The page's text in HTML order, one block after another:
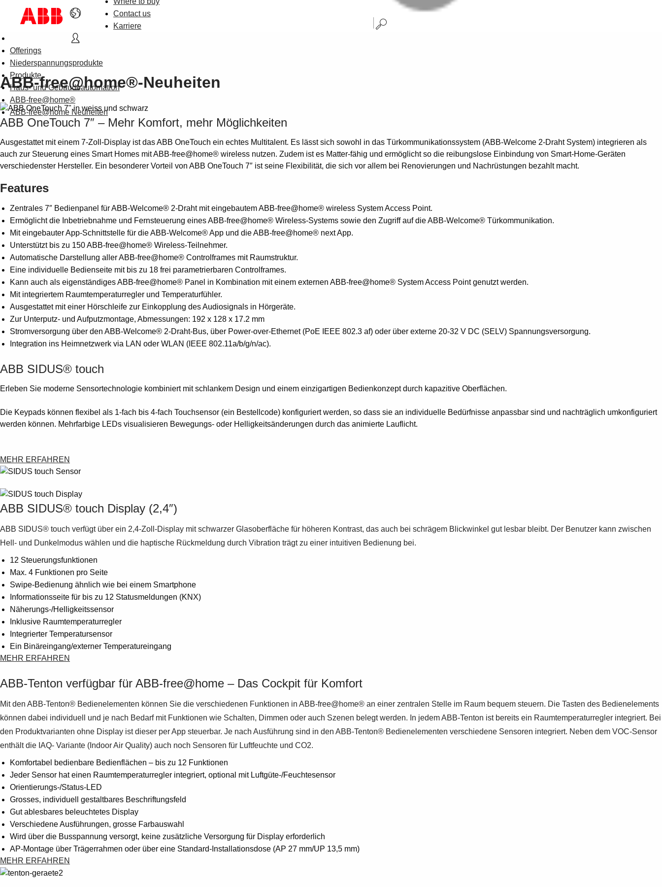
Contact us
Karriere
Offerings
Niederspannungsprodukte
Produkte
Haus- und Gebäudeautomation
ABB-free@home®
ABB-free@home Neuheiten
ABB-free@home®-Neuheiten
ABB OneTouch 7″ – Mehr Komfort, mehr Möglichkeiten
Ausgestattet mit einem 7-Zoll-Display ist das ABB OneTouch ein echtes Multitalent. Es lässt sich sowohl in das Türkommunikationssystem (ABB-Welcome 2-Draht System) integrieren als
auch zur Steuerung eines Smart Homes mit ABB-free@home® wireless nutzen. Zudem ist es Matter-fähig und ermöglicht so die reibungslose Einbindung von Smart-Home-Geräten
verschiedenster Hersteller. Ein besonderer Vorteil von ABB OneTouch 7″ ist seine Flexibilität, die sich vor allem bei Renovierungen und Nachrüstungen bezahlt macht.
Features
Zentrales 7″ Bedienpanel für ABB-Welcome® 2-Draht mit eingebautem ABB-free@home® wireless System Access Point.
Ermöglicht die Inbetriebnahme und Fernsteuerung eines ABB-free@home® Wireless-Systems sowie den Zugriff auf die ABB-Welcome® Türkommunikation.
Mit eingebauter App-Schnittstelle für die ABB-Welcome® App und die ABB-free@home® next App.
Unterstützt bis zu 150 ABB-free@home® Wireless-Teilnehmer.
Automatische Darstellung aller ABB-free@home® Controlframes mit Raumstruktur.
Eine individuelle Bedienseite mit bis zu 18 frei parametrierbaren Controlframes.
Kann auch als eigenständiges ABB-free@home® Panel in Kombination mit einem externen ABB-free@home® System Access Point genutzt werden.
Mit integriertem Raumtemperaturregler und Temperaturfühler.
Ausgestattet mit einer Hörschleife zur Einkopplung des Audiosignals in Hörgeräte.
Zur Unterputz- und Aufputzmontage, Abmessungen: 192 x 128 x 17.2 mm
Stromversorgung über den ABB-Welcome® 2-Draht-Bus, über Power-over-Ethernet (PoE IEEE 802.3 af) oder über externe 20-32 V DC (SELV) Spannungsversorgung.
Integration ins Heimnetzwerk via LAN oder WLAN (IEEE 802.11a/b/g/n/ac).
ABB SIDUS® touch
Erleben Sie moderne Sensortechnologie kombiniert mit schlankem Design und einem einzigartigen Bedienkonzept durch kapazitive Oberflächen.
Die Keypads können flexibel als 1-fach bis 4-fach Touchsensor (ein Bestellcode) konfiguriert werden, so dass sie an individuelle Bedürfnisse anpassbar sind und nachträglich umkonfiguriert
werden können. Mehrfarbige LEDs visualisieren Bewegungs- oder Helligkeitsänderungen durch das animierte Lauflicht.
MEHR ERFAHREN
ABB SIDUS® touch Display (2,4″)
ABB SIDUS® touch verfügt über ein 2,4-Zoll-Display mit schwarzer Glasoberfläche für höheren Kontrast, das auch bei schrägem Blickwinkel gut lesbar bleibt. Der Benutzer kann zwischen
Hell- und Dunkelmodus wählen und die haptische Rückmeldung durch Vibration trägt zu einer intuitiven Bedienung bei.
12 Steuerungsfunktionen
Max. 4 Funktionen pro Seite
Swipe-Bedienung ähnlich wie bei einem Smartphone
Informationsseite für bis zu 12 Statusmeldungen (KNX)
Näherungs-/Helligkeitssensor
Inklusive Raumtemperaturregler
Integrierter Temperatursensor
Ein Binäreingang/externer Temperatureingang
MEHR ERFAHREN
ABB-Tenton verfügbar für ABB-free@home – Das Cockpit für Komfort
Mit den ABB-Tenton® Bedienelementen können Sie die verschiedenen Funktionen in ABB-free@home® an einer zentralen Stelle im Raum bequem steuern. Die Tasten des Bedienelements
können dabei individuell und je nach Bedarf mit Funktionen wie Schalten, Dimmen oder auch Szenen belegt werden. In jedem ABB-Tenton ist bereits ein Raumtemperaturregler integriert. Bei
den Produktvarianten ohne Display ist dieser per App steuerbar. Je nach Ausführung sind in den ABB-Tenton® Bedienelementen verschiedene Sensoren integriert. Neben dem VOC-Sensor
enthält die IAQ- Variante (Indoor Air Quality) auch noch Sensoren für Luftfeuchte und CO2.
Komfortabel bedienbare Bedienflächen – bis zu 12 Funktionen
Jeder Sensor hat einen Raumtemperaturregler integriert, optional mit Luftgüte-/Feuchtesensor
Orientierungs-/Status-LED
Grosses, individuell gestaltbares Beschriftungsfeld
Gut ablesbares beleuchtetes Display
Verschiedene Ausführungen, grosse Farbauswahl
Wird über die Busspannung versorgt, keine zusätzliche Versorgung für Display erforderlich
AP-Montage über Trägerrahmen oder über eine Standard-Installationsdose (AP 27 mm/UP 13,5 mm)
MEHR ERFAHREN